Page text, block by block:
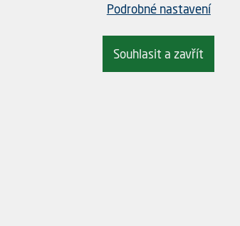
Řízněte do
Podrobné nastavení
Souhlasit a zavřít